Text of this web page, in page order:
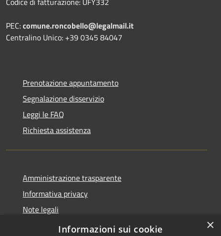
PEC:comune.roncobello@legalmail.it
Centralino Unico: +39 0345 84047
Prenotazione appuntamento
Segnalazione disservizio
Leggi le FAQ
Richiesta assistenza
Amministrazione trasparente
Informativa privacy
Note legali
Dichiarazione di accessibilità
×
Informazioni sui cookie